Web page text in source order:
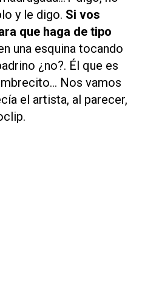
y le digo. Si vos
que haga de tipo
una esquina tocando
¿no?. Él que es
Nos vamos
el artista, al parecer,